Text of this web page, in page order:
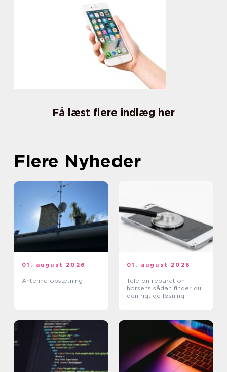
Få læst flere indlæg her
Flere Nyheder
01. august 2026
Antenne opsætning
01. august 2026
Telefon reparation
horsens sådan finder du
den rigtige løsning